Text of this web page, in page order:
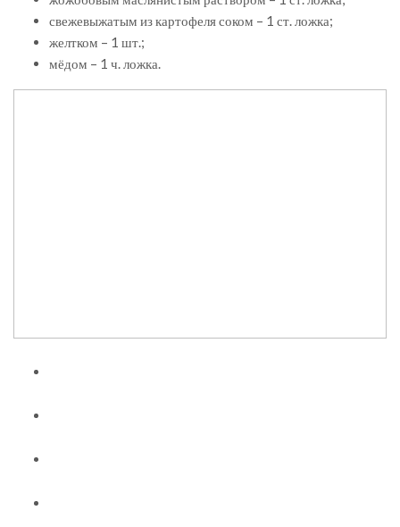
свежевыжатым из картофеля соком – 1 ст. ложка;
желтком – 1 шт.;
мёдом – 1 ч. ложка.